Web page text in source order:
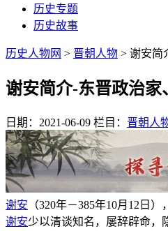
历史专题
历史故事
历史人物网 > 晋朝人物 > 谢安简
谢安简介-东晋政治家
日期：2021-06-09 栏目： 晋朝人
谢安 （320年－385年10月12日
谢安少以清谈知名，屡辞辟命，